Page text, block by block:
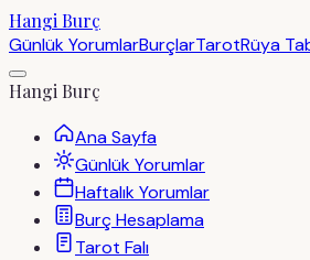
Hangi Burç
Günlük YorumlarBurçlarTarotRüya
Hangi Burç
Ana Sayfa
Günlük Yorumlar
Haftalık Yorumlar
Burç Hesaplama
Tarot Falı